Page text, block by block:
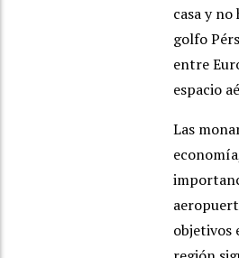
casa y
golfo
entre
espacio
Las
objetivos